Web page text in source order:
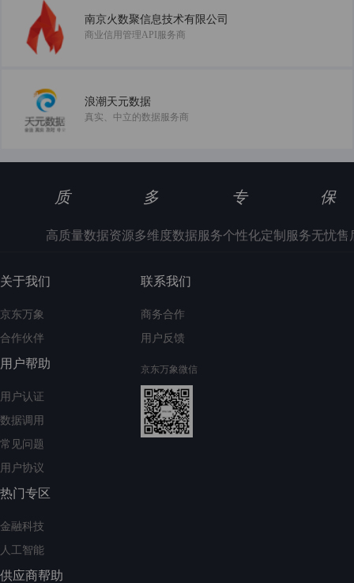
南京火数聚信息技术有限公司
商业信用管理API服务商
浪潮天元数据
真实、中立的数据服务商
质
高质量数据资源
多
多维度数据服务
专
个性化定制服务
保
无忧售
关于我们
京东万象
合作伙伴
用户帮助
用户认证
数据调用
常见问题
用户协议
热门专区
金融科技
人工智能
供应商帮助
联系我们
商务合作
用户反馈
京东万象微信